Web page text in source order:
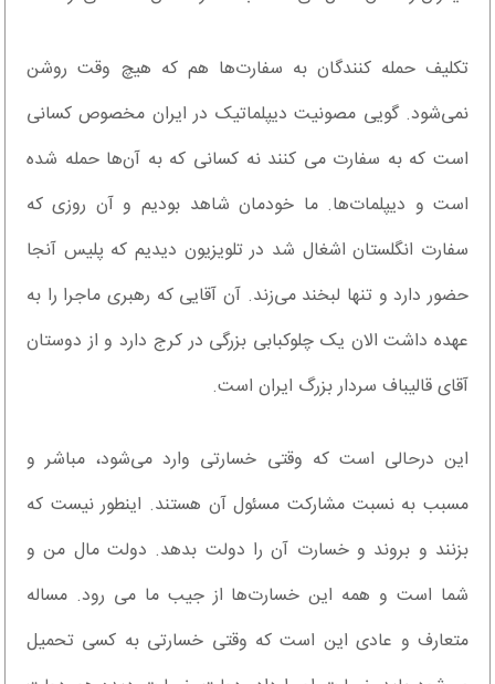
تکلیف حمله کنندگان به سفارت‌ها هم که هیچ وقت روشن
نمی‌شود. گویی مصونیت دیپلماتیک در ایران مخصوص کسانی
است که به سفارت می کنند نه کسانی که به آن‌ها حمله شده
است و دیپلمات‌ها. ما خودمان شاهد بودیم و آن روزی که
سفارت انگلستان اشغال شد در تلویزیون دیدیم که پلیس آنجا
حضور دارد و تنها لبخند می‌زند. آن آقایی که رهبری ماجرا را به
عهده داشت الان یک چلوکبابی بزرگی در کرج دارد و از دوستان
آقای قالیباف سردار بزرگ ایران است.
این درحالی است که وقتی خسارتی وارد می‌شود، مباشر و
مسبب به نسبت مشارکت مسئول آن هستند. اینطور نیست که
بزنند و بروند و خسارت آن را دولت بدهد. دولت مال من و
شما است و همه این خسارت‌ها از جیب ما می رود. مساله
متعارف و عادی این است که وقتی خسارتی به کسی تحمیل